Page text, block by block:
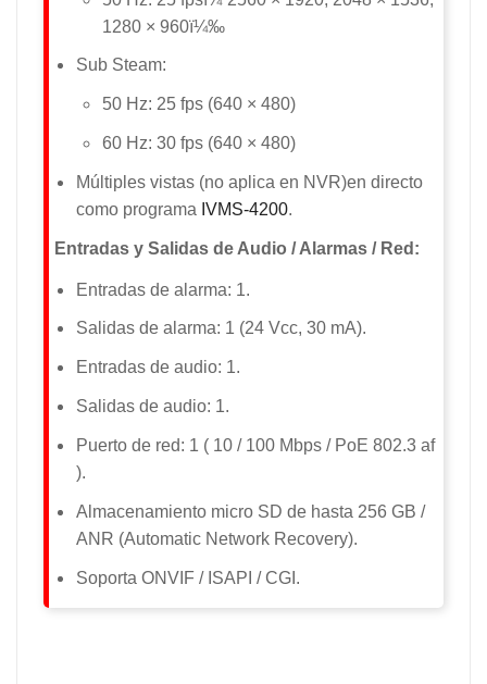
1280 × 960ï¼‰
Sub Steam:
50 Hz: 25 fps (640 × 480)
60 Hz: 30 fps (640 × 480)
Múltiples vistas (no aplica en NVR)en directo
como programa IVMS-4200.
Entradas y Salidas de Audio / Alarmas / Red:
Entradas de alarma: 1.
Salidas de alarma: 1 (24 Vcc, 30 mA).
Entradas de audio: 1.
Salidas de audio: 1.
Puerto de red: 1 ( 10 / 100 Mbps / PoE 802.3 af
).
Almacenamiento micro SD de hasta 256 GB /
ANR (Automatic Network Recovery).
Soporta ONVIF / ISAPI / CGI.